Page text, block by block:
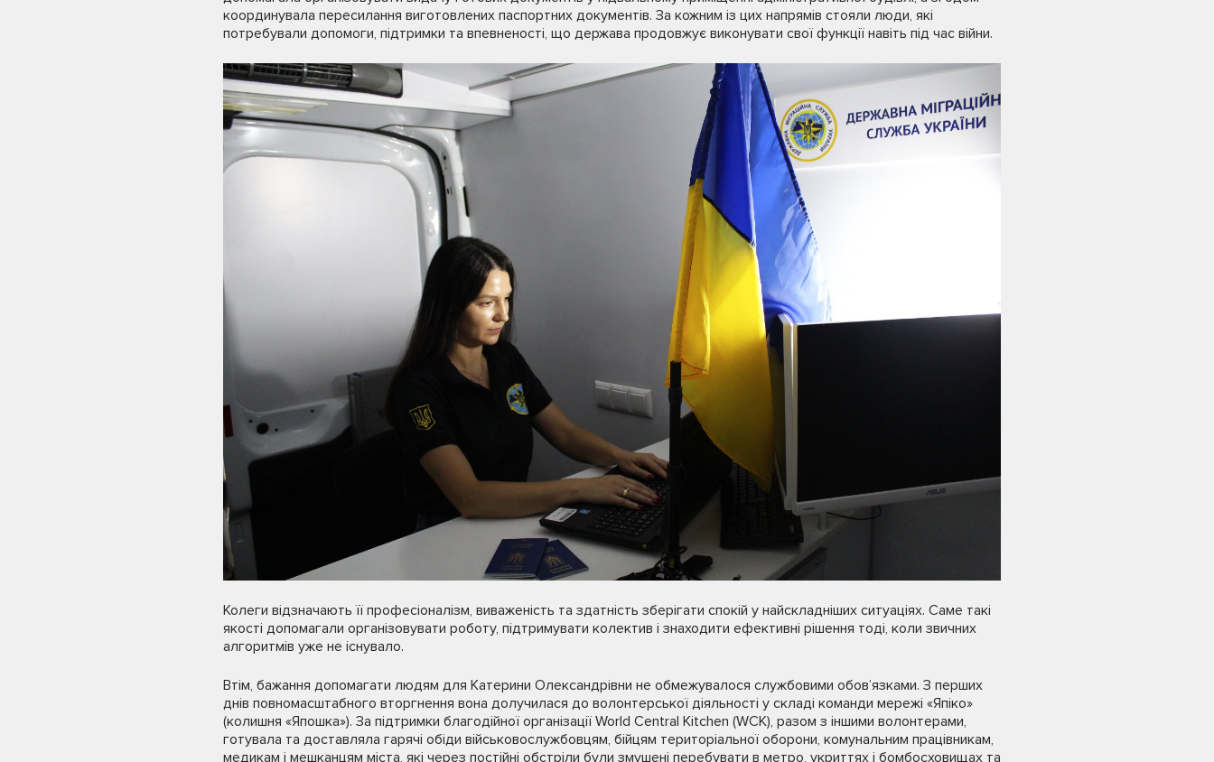
координувала пересилання виготовлених паспортних документів. За кожним із цих напрямів стояли люди, які
потребували допомоги, підтримки та впевненості, що держава продовжує виконувати свої функції навіть під час війни.
Колеги відзначають її професіоналізм, виваженість та здатність зберігати спокій у найскладніших ситуаціях. Саме такі
якості допомагали організовувати роботу, підтримувати колектив і знаходити ефективні рішення тоді, коли звичних
алгоритмів уже не існувало.
Втім, бажання допомагати людям для Катерини Олександрівни не обмежувалося службовими обов’язками. З перших
днів повномасштабного вторгнення вона долучилася до волонтерської діяльності у складі команди мережі «Япіко»
(колишня «Япошка»). За підтримки благодійної організації World Central Kitchen (WCK), разом з іншими волонтерами,
готувала та доставляла гарячі обіди військовослужбовцям, бійцям територіальної оборони, комунальним працівникам,
медикам і мешканцям міста, які через постійні обстріли були змушені перебувати в метро, укриттях і бомбосховищах та